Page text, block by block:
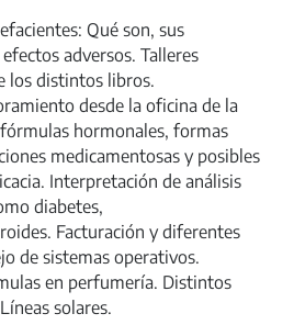
Qué son, sus
adversos. Talleres
los distintos libros.
desde la oficina de la
hormonales, formas
medicamentosas y posibles
Interpretación de análisis
diabetes,
Facturación y diferentes
de sistemas operativos.
en perfumería. Distintos
solares.